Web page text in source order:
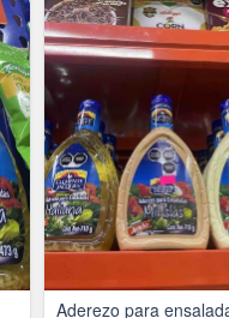
Aderezo para